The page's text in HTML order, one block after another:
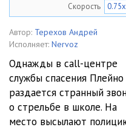
Скорость 0.75x
Автор: Терехов Андрей
Исполняет: Nervoz
Однажды в call-центре
службы спасения Плейно
раздается странный
о стрельбе в школе. На
место высылают